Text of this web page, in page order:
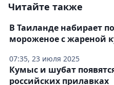
Читайте также
07:35, 23 июля 2025
В Таиланде набирает
мороженое с жареной
Кумыс и шубат
российских прилавках